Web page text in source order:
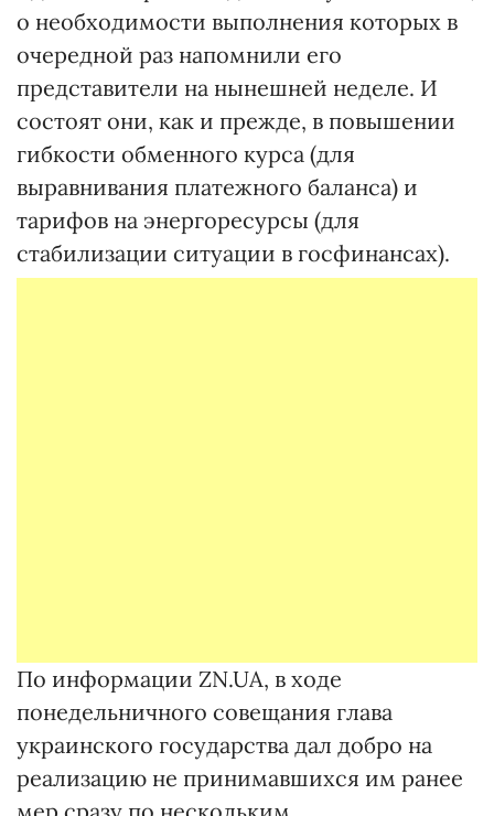
о необходимости выполнения которых в
очередной раз напомнили его
представители на нынешней неделе. И
состоят они, как и прежде, в повышении
гибкости обменного курса (для
выравнивания платежного баланса) и
тарифов на энергоресурсы (для
стабилизации ситуации в госфинансах).
По информации ZN.UA, в ходе
понедельничного совещания глава
украинского государства дал добро на
реализацию не принимавшихся им ранее